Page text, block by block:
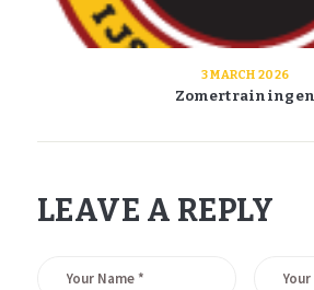
3 MARCH 2026
Zomertrainingen
LEAVE A REPLY